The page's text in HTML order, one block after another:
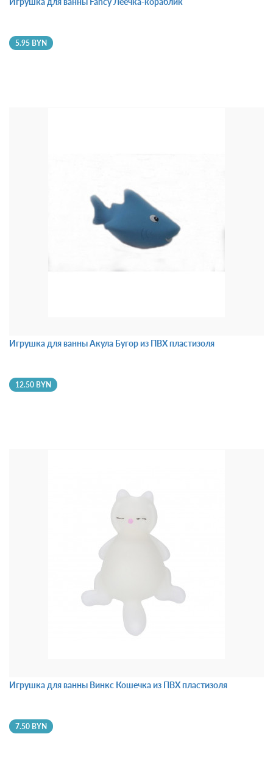
5.95 BYN
Игрушка для ванны Акула Бугор из ПВХ пластизоля
12.50 BYN
Игрушка для ванны Винкс Кошечка из ПВХ пластизоля
7.50 BYN